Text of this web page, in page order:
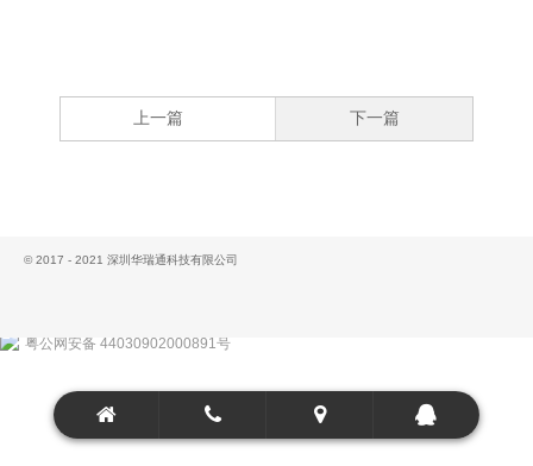
上一篇 下一篇
© 2017 - 2021 深圳华瑞通科技有限公司
粤公网安备 44030902000891号